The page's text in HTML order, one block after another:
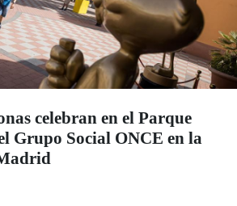
celebran en el Parque
Grupo Social ONCE en la